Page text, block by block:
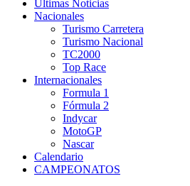
Últimas Noticias
Nacionales
Turismo Carretera
Turismo Nacional
TC2000
Top Race
Internacionales
Formula 1
Fórmula 2
Indycar
MotoGP
Nascar
Calendario
CAMPEONATOS